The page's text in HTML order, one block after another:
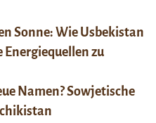
Sonne: Wie Usbekistan
zu
Namen? Sowjetische